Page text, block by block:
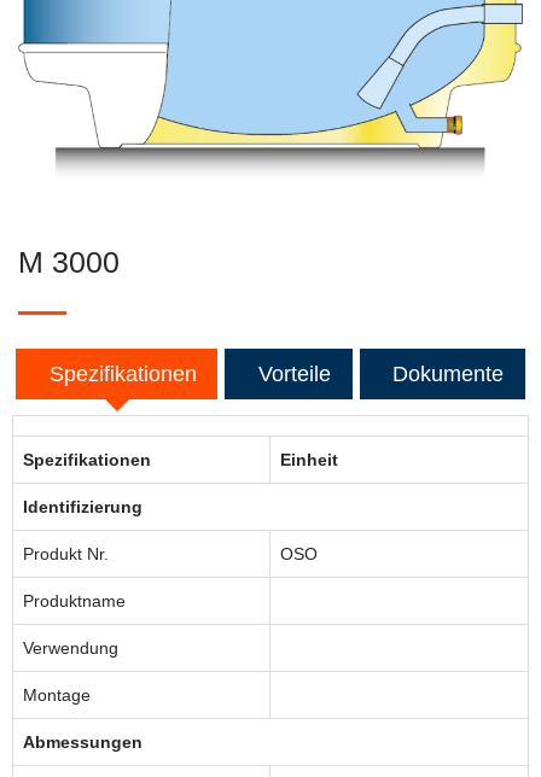
M 3000
Spezifikationen Vorteile Dokumente
Spezifikationen Einheit
Identifizierung
Produkt Nr. OSO
Produktname
Verwendung
Montage
Abmessungen